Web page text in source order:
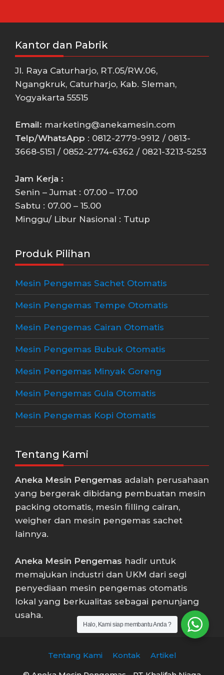
Kantor dan Pabrik
Jl. Raya Caturharjo, RT.05/RW.06,
Ngangkruk, Caturharjo, Kab. Sleman,
Yogyakarta 55515
Email: marketing@anekamesin.com
Telp/WhatsApp : 0812-2779-9912 / 0813-
3668-5151 / 0852-2774-6362 / 0821-3213-5253
Jam Kerja :
Senin – Jumat : 07.00 – 17.00
Sabtu : 07.00 – 15.00
Minggu/ Libur Nasional : Tutup
Produk Pilihan
Mesin Pengemas Sachet Otomatis
Mesin Pengemas Tempe Otomatis
Mesin Pengemas Cairan Otomatis
Mesin Pengemas Bubuk Otomatis
Mesin Pengemas Minyak Goreng
Mesin Pengemas Gula Otomatis
Mesin Pengemas Kopi Otomatis
Tentang Kami
Aneka Mesin Pengemas adalah perusahaan
yang bergerak dibidang pembuatan mesin
packing otomatis, mesin filling cairan,
weigher dan mesin pengemas sachet
lainnya.
Aneka Mesin Pengemas hadir untuk
memajukan industri dan UKM dari segi
penyediaan mesin pengemas otomatis
lokal yang berkualitas sebagai penunjang
usaha.
Tentang Kami Kontak Artikel
Halo, Kami siap membantu Anda ?